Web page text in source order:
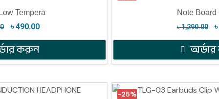
Tempera
৳490.00
করুন
Note Board
৳1,290.00
-25%